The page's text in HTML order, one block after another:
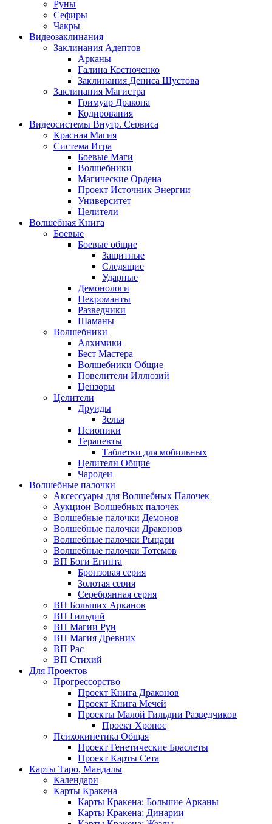
Руны
Сефиры
Чакры
Видеозаклинания
Заклинания Адептов
Арканы
Галина Костюченко
Заклинания Дениса Шустова
Заклинания Магистра
Гримуар Дракона
Кодирования
Видеосистемы Внутр. Сервиса
Красная Магия
Система Игра
Боевые Маги
Волшебники
Магические Ордена
Проект Источник Энергии
Университет
Целители
Волшебная Книга
Боевые
Боевые общие
Защитные
Следящие
Ударные
Демонологи
Некроманты
Разведчики
Шаманы
Волшебники
Алхимики
Бест Мастера
Волшебники Общие
Повелители Иллюзий
Цензоры
Целители
Друиды
Зелья
Псионики
Терапевты
Таблетки для мобильных
Целители Общие
Чародеи
Волшебные палочки
Аксессуары для Волшебных Палочек
Аукцион Волшебных палочек
Волшебные палочки Демонов
Волшебные палочки Драконов
Волшебные палочки Рыцари
Волшебные палочки Тотемов
ВП Боги Египта
Бронзовая серия
Золотая серия
Серебрянная серия
ВП Больших Арканов
ВП Гильдий
ВП Магии Рун
ВП Магия Древних
ВП Рас
ВП Стихий
Для Проектов
Прогрессорство
Проект Книга Драконов
Проект Книга Мечей
Проекты Малой Гильдии Разведчиков
Проект Хронос
Психокинетика Общая
Проект Генетические Браслеты
Проект Карты Сета
Карты Таро, Мандалы
Календари
Карты Кракена
Карты Кракена: Большие Арканы
Карты Кракена: Динарии